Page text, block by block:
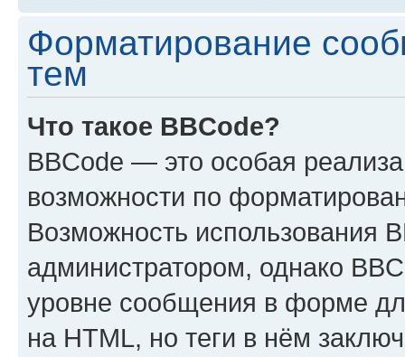
Форматирование
тем
Что такое BBCode?
BBCode — это особая
возможности по
Возможность использования
администратором, однако
уровне сообщения в форме
на HTML, но теги в нём